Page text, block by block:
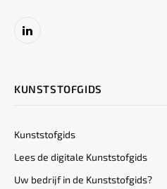
LinkedIn
KUNSTSTOFGIDS
Kunststofgids
Lees de digitale Kunststofgids
Uw bedrijf in de Kunststofgids?